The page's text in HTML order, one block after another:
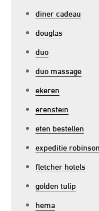
diner cadeau
douglas
duo
duo massage
ekeren
erenstein
eten bestellen
expeditie robinson
fletcher hotels
golden tulip
hema